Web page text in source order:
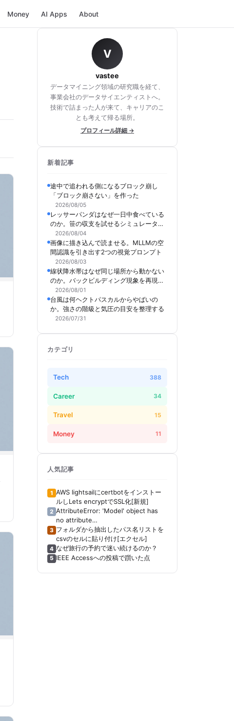
Money AI Apps About
V
vastee
データマイニング領域の研究職を経て、
事業会社のデータサイエンティストへ。
技術で詰まった人が来て、キャリアのこ
とも考えて帰る場所。
プロフィール詳細 →
新着記事
途中で追われる側になるブロック崩し
「ブロック崩さない」を作った
2026/08/05
レッサーパンダはなぜ一日中食べている
のか。笹の収支を試せるシミュレーター
を作った
2026/08/04
画像に描き込んで読ませる。MLLMの空
間認識を引き出す2つの視覚プロンプト
2026/08/03
線状降水帯はなぜ同じ場所から動かない
のか。バックビルディング現象を再現で
きるシミュレーターを作った
2026/08/01
台風は何ヘクトパスカルからやばいの
か。強さの階級と気圧の目安を整理する
2026/07/31
カテゴリ
Tech 388
Career 34
Travel 15
Money 11
人気記事
1 AWS lightsailにcertbotをインストー
ルしLets encryptでSSL化[新規]
2 AttributeError: 'Model' object has
no attribute
'_get_distribution_strategy'[Keras]
[Tensorboard]
3 フォルダから抽出したパス名リストを
csvのセルに貼り付け[エクセル]
4 なぜ旅行の予約で迷い続けるのか？
5 IEEE Accessへの投稿で躓いた点